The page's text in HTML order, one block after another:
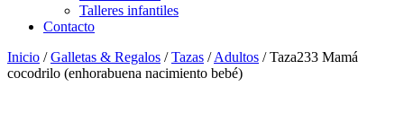
Talleres infantiles
Contacto
Inicio /Galletas & Regalos /Tazas /Adultos / Taza233 Mamá
cocodrilo (enhorabuena nacimiento bebé)